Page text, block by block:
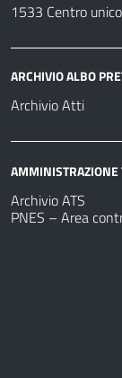
1533 Centro
ARCHIVIO ALBO
Archivio Atti
AMMINISTRAZIONE
Archivio ATS
PNES – Area